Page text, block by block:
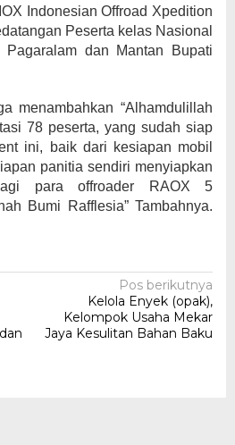
Indonesian Offroad Xpedition
Peserta kelas Nasional
Pagaralam dan Mantan Bupati
menambahkan “Alhamdulillah
78 peserta, yang sudah siap
ini, baik dari kesiapan mobil
panitia sendiri menyiapkan
para offroader RAOX 5
Bumi Rafflesia” Tambahnya.
Pos berikutnya
Kelola Enyek (opak),
Kelompok Usaha Mekar
Jaya Kesulitan Bahan Baku